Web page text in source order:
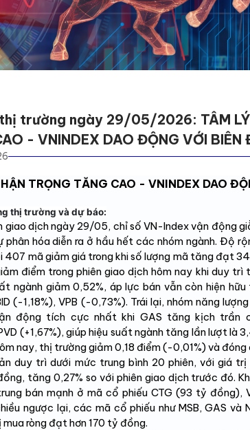
trường ngày 29/05/2026: TÂM LÝ
- VNINDEX DAO ĐỘNG VỚI BIÊN
TRỌNG TĂNG CAO - VNINDEX DAO
thị trường và dự báo:
giao dịch ngày 29/05, chỉ số VN-Index vận động
phân hóa diễn ra ở hầu hết các nhóm ngành. Độ
407 mã giảm giá trong khi số lượng mã tăng đạt
điểm trong phiên giao dịch hôm nay khi duy
ngành giảm 0,52%, áp lực bán vẫn còn hiện
(-1,18%), VPB (-0,73%). Trái lại, nhóm năng
động tích cực nhất khi GAS tăng kịch trần
(+1,67%), giúp hiệu suất ngành tăng lần lượt là
nay, thị trường giảm 0,18 điểm (-0,01%) và
duy trì dưới mức trung bình 20 phiên, với giá
tăng 0,27% so với phiên giao dịch trước đó.
bán mạnh ở mã cổ phiếu CTG (93 tỷ đồng),
ngược lại, các mã cổ phiếu như MSB, GAS và
ròng đạt hơn 170 tỷ đồng.